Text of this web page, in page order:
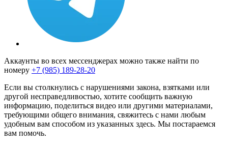
Аккаунты во всех мессенджерах можно также найти по
номеру +7 (985) 189-28-20
Если вы столкнулись с нарушениями закона, взятками или
другой несправедливостью, хотите сообщить важную
информацию, поделиться видео или другими материалами,
требующими общего внимания, свяжитесь с нами любым
удобным вам способом из указанных здесь. Мы постараемся
вам помочь.